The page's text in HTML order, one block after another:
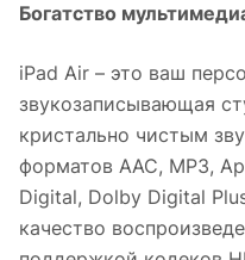
Богатство
iPad Air – это ваш
звукозаписывающая
кристально чистым
форматов AAC, MP3,
Digital, Dolby Digital
качество